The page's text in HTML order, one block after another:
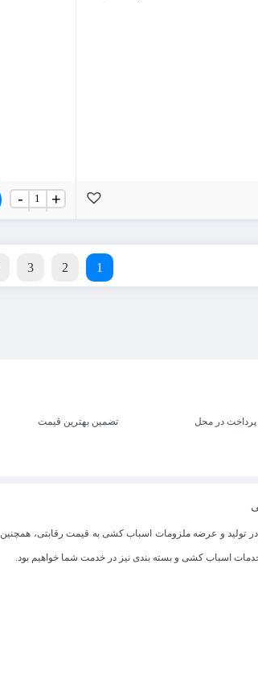
جعبه
اسباب
لایه
+
-
1
2
3
پرداخت در محل تضمین بهترین قیمت
تولید و عرضه ملزومات اسباب کشی به قیمت رقابتی، همچنین
خدمات اسباب کشی و بسته بندی نیز در خدمت شما خواهیم بود.